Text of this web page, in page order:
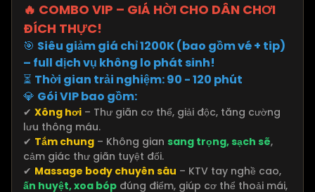
🔥 COMBO VIP – GIÁ HỜI CHO DÂN CHƠI
ĐÍCH THỰC!
🎯 Siêu giảm giá chỉ 1200K (bao gồm vé + tip)
– full dịch vụ không lo phát sinh!
⏳ Thời gian trải nghiệm: 90 - 120 phút
💎 Gói VIP bao gồm:
✔ Xông hơi – Thư giãn cơ thể, giải độc, tăng cường
lưu thông máu.
✔ Tắm chung – Không gian sang trọng, sạch sẽ,
cảm giác thư giãn tuyệt đối.
✔ Massage body chuyên sâu – KTV tay nghề cao,
ấn huyệt, xoa bóp đúng điểm, giúp cơ thể thoải mái,